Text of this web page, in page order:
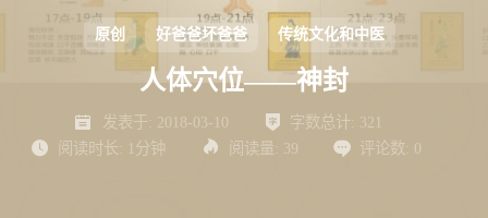
H 返回首页
L 友链页面
原创 好爸爸坏爸爸 传统文化和中医
人体穴位——神封
发表于: 2018-03-10 字数总计: 321
阅读时长: 1分钟 阅读量: 39 评论数: 0